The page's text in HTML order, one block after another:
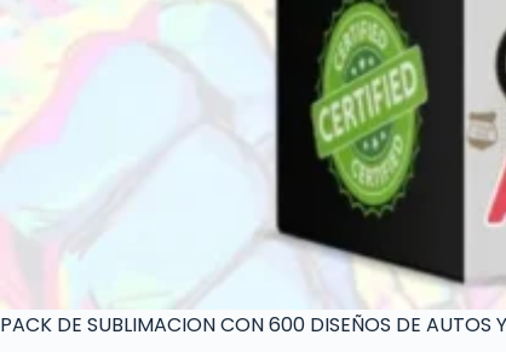
PACK DE SUBLIMACION CON 600 DISEÑOS DE AUTOS